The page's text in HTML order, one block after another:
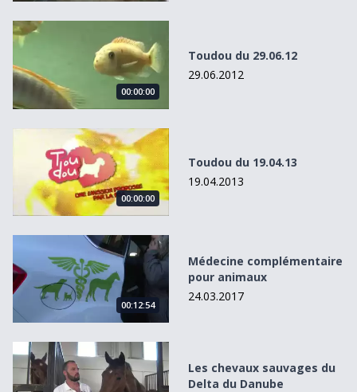
Toudou du 29.06.12
00:00:00
Toudou du 29.06.12
29.06.2012
Toudou du 19.04.13
00:00:00
Toudou du 19.04.13
19.04.2013
Médecine complémentaire pour animaux
00:12:54
Médecine complémentaire
pour animaux
24.03.2017
Les chevaux sauvages du Delta du Danube
Les chevaux sauvages du
Delta du Danube